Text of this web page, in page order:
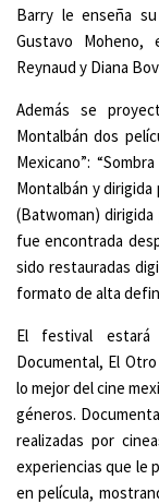
Barry le enseña
Gustavo Moheno,
Reynaud y Diana
Además se
Montalbán dos
Mexicano”:
Montalbán y dirigida
(Batwoman)
fue encontrada
sido restauradas
formato de alta
El festival estará
Documental, El
lo mejor del cine
géneros.
realizadas por
experiencias que le
en película,